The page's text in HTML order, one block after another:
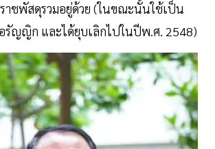
าชพัสดุรวมอยู่ด้วย (ในขณะนั้นใช้เป็น
ญญิก และได้ยุบเลิกไปในปีพ.ศ. 2548)